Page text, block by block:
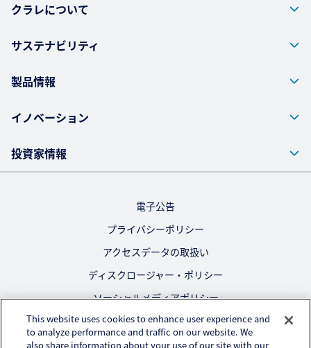
クラレについて
サステナビリティ
製品情報
イノベーション
投資家情報
電子公告
プライバシーポリシー
アクセスデータの取扱い
ディスクロージャー・ポリシー
ソーシャルメディアポリシー
ご利用にあたって
This website uses cookies to enhance user experience and
to analyze performance and traffic on our website. We
also share information about your use of our site with our